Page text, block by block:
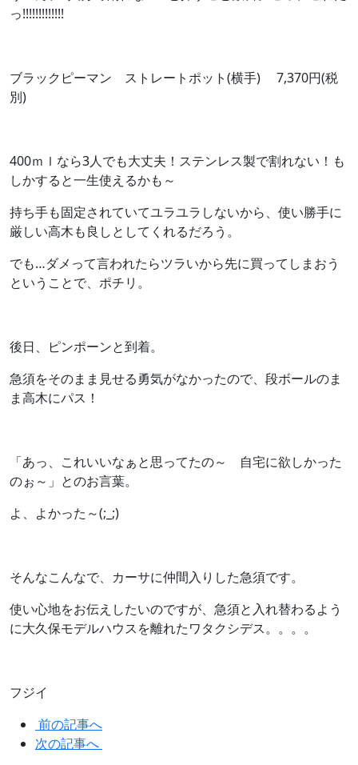
っ!!!!!!!!!!!!!
ブラックピーマン ストレートポット(横手) 7,370円(税
別)
400ｍｌなら3人でも大丈夫！ステンレス製で割れない！も
しかすると一生使えるかも～
持ち手も固定されていてユラユラしないから、使い勝手に
厳しい高木も良しとしてくれるだろう。
でも…ダメって言われたらツラいから先に買ってしまおう
ということで、ポチリ。
後日、ピンポーンと到着。
急須をそのまま見せる勇気がなかったので、段ボールのま
ま高木にパス！
「あっ、これいいなぁと思ってたの～ 自宅に欲しかった
のぉ～」とのお言葉。
よ、よかった～(;_;)
そんなこんなで、カーサに仲間入りした急須です。
使い心地をお伝えしたいのですが、急須と入れ替わるよう
に大久保モデルハウスを離れたワタクシデス。。。。
フジイ
前の記事へ
次の記事へ